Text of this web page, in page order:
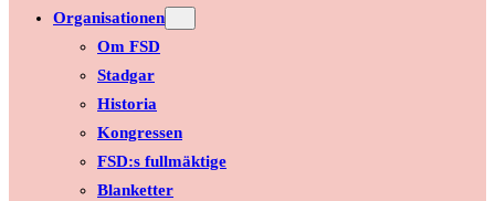
Organisationen
Om FSD
Stadgar
Historia
Kongressen
FSD:s fullmäktige
Blanketter